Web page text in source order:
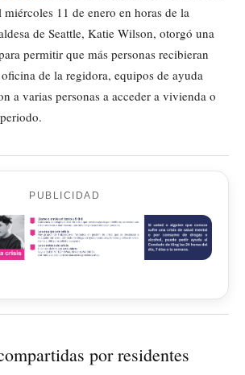
11 de enero en horas de la
de Seattle, Katie Wilson, otorgó una
permitir que más personas recibieran
de la regidora, equipos de ayuda
a varias personas a acceder a vivienda o
PUBLICIDAD
por residentes